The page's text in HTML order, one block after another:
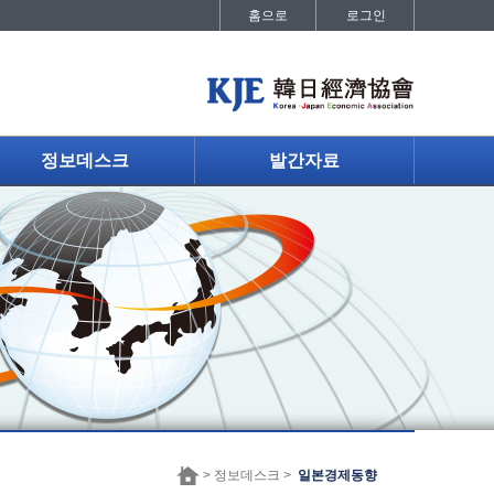
홈으로 로그인
정보데스크 발간자료
> 정보데스크 > 일본경제동향